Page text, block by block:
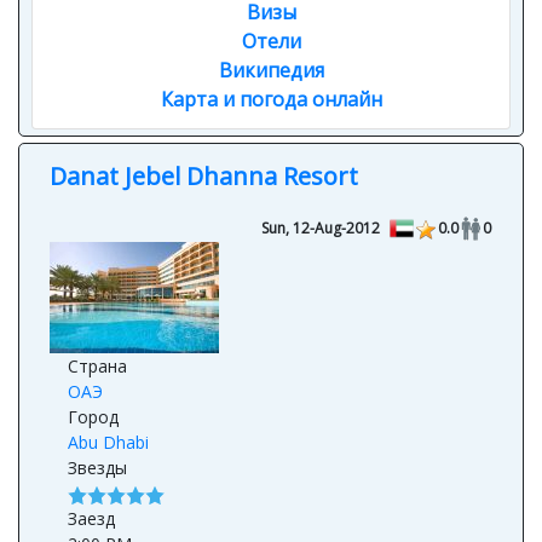
Визы
Отели
Википедия
Карта и погода онлайн
Danat Jebel Dhanna Resort
Sun, 12-Aug-2012 0.0 0
Страна
ОАЭ
Город
Abu Dhabi
Звезды
Заезд